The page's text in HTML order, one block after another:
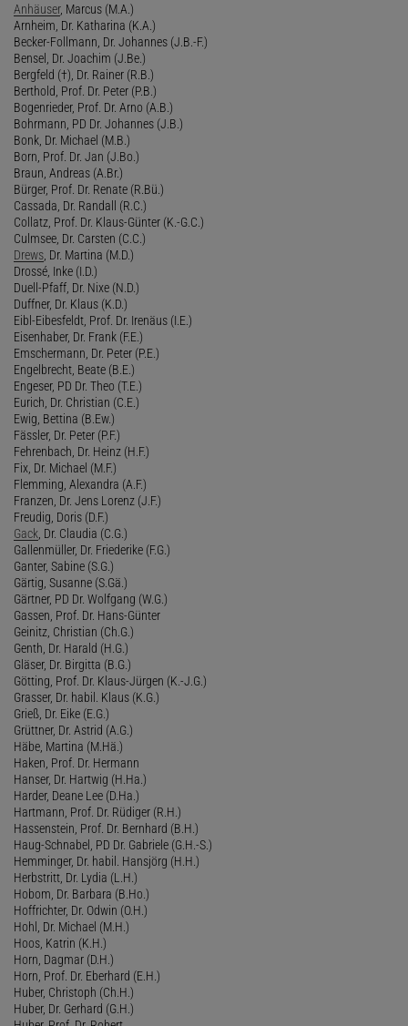
Anhäuser, Marcus (M.A.)
Arnheim, Dr. Katharina (K.A.)
Becker-Follmann, Dr. Johannes (J.B.-F.)
Bensel, Dr. Joachim (J.Be.)
Bergfeld (†), Dr. Rainer (R.B.)
Berthold, Prof. Dr. Peter (P.B.)
Bogenrieder, Prof. Dr. Arno (A.B.)
Bohrmann, PD Dr. Johannes (J.B.)
Bonk, Dr. Michael (M.B.)
Born, Prof. Dr. Jan (J.Bo.)
Braun, Andreas (A.Br.)
Bürger, Prof. Dr. Renate (R.Bü.)
Cassada, Dr. Randall (R.C.)
Collatz, Prof. Dr. Klaus-Günter (K.-G.C.)
Culmsee, Dr. Carsten (C.C.)
Drews , Dr. Martina (M.D.)
Drossé, Inke (I.D.)
Duell-Pfaff, Dr. Nixe (N.D.)
Duffner, Dr. Klaus (K.D.)
Eibl-Eibesfeldt, Prof. Dr. Irenäus (I.E.)
Eisenhaber, Dr. Frank (F.E.)
Emschermann, Dr. Peter (P.E.)
Engelbrecht, Beate (B.E.)
Engeser, PD Dr. Theo (T.E.)
Eurich, Dr. Christian (C.E.)
Ewig, Bettina (B.Ew.)
Fässler, Dr. Peter (P.F.)
Fehrenbach, Dr. Heinz (H.F.)
Fix, Dr. Michael (M.F.)
Flemming, Alexandra (A.F.)
Franzen, Dr. Jens Lorenz (J.F.)
Freudig, Doris (D.F.)
Gack , Dr. Claudia (C.G.)
Gallenmüller, Dr. Friederike (F.G.)
Ganter, Sabine (S.G.)
Gärtig, Susanne (S.Gä.)
Gärtner, PD Dr. Wolfgang (W.G.)
Gassen, Prof. Dr. Hans-Günter
Geinitz, Christian (Ch.G.)
Genth, Dr. Harald (H.G.)
Gläser, Dr. Birgitta (B.G.)
Götting, Prof. Dr. Klaus-Jürgen (K.-J.G.)
Grasser, Dr. habil. Klaus (K.G.)
Grieß, Dr. Eike (E.G.)
Grüttner, Dr. Astrid (A.G.)
Häbe, Martina (M.Hä.)
Haken, Prof. Dr. Hermann
Hanser, Dr. Hartwig (H.Ha.)
Harder, Deane Lee (D.Ha.)
Hartmann, Prof. Dr. Rüdiger (R.H.)
Hassenstein, Prof. Dr. Bernhard (B.H.)
Haug-Schnabel, PD Dr. Gabriele (G.H.-S.)
Hemminger, Dr. habil. Hansjörg (H.H.)
Herbstritt, Dr. Lydia (L.H.)
Hobom, Dr. Barbara (B.Ho.)
Hoffrichter, Dr. Odwin (O.H.)
Hohl, Dr. Michael (M.H.)
Hoos, Katrin (K.H.)
Horn, Dagmar (D.H.)
Horn, Prof. Dr. Eberhard (E.H.)
Huber, Christoph (Ch.H.)
Huber, Dr. Gerhard (G.H.)